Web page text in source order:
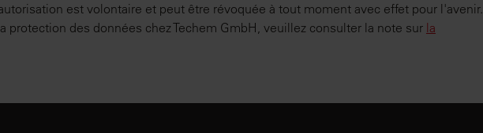
est volontaire et peut être révoquée à tout moment avec effet pour l'avenir.
protection des données chez Techem GmbH, veuillez consulter la note sur la